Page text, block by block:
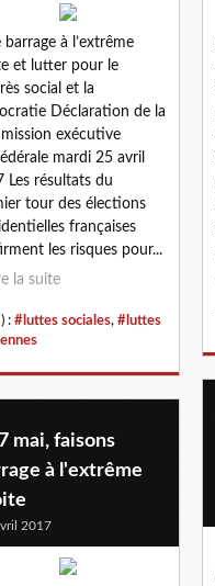
barrage à l’extrême
et lutter pour le
social et la
Déclaration de la
exécutive
mardi 25 avril
Les résultats du
tour des élections
françaises
les risques pour...
la suite
: #luttes sociales, #luttes
mai, faisons
à l'extrême
2017